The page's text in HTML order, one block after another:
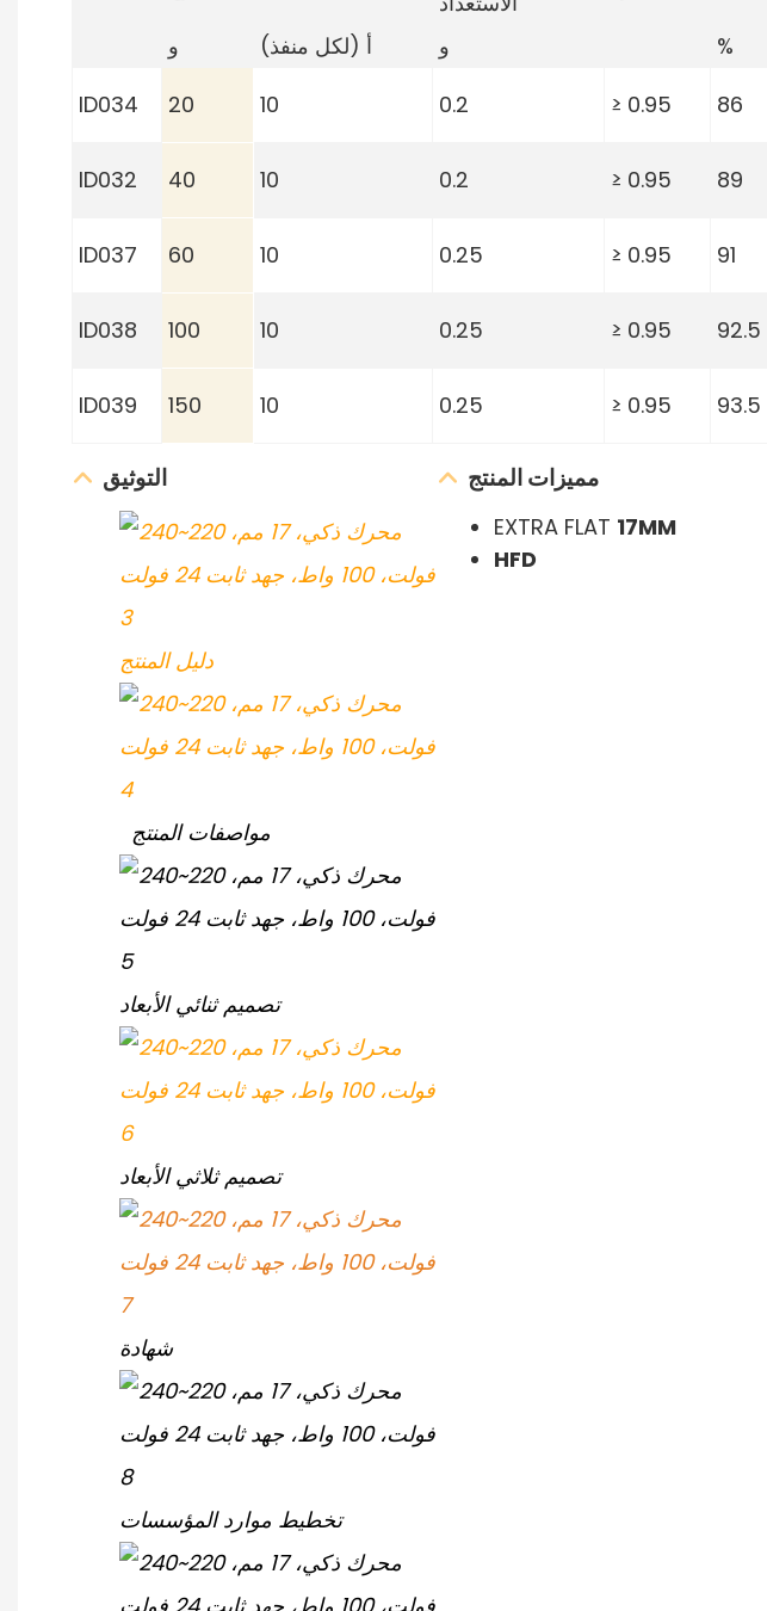
و أ (لكل منفذ) و %
ID034
20 10 0.2 ≥ 0.95 86
ID032 40 10 0.2 ≥ 0.95 89
ID037 60 10 0.25 ≥ 0.95 91
ID038 100 10 0.25 ≥ 0.95 92.5
ID039 150 10 0.25 ≥ 0.95 93.5
التوثيق
دليل المنتج
مواصفات المنتج
تصميم ثنائي الأبعاد
تصميم ثلاثي الأبعاد
شهادة
تخطيط موارد المؤسسات
مميزات المنتج
EXTRA FLAT 17MM
HFD